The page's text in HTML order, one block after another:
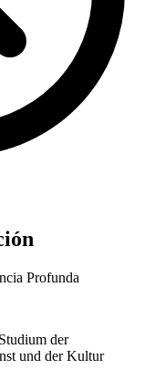
Profunda
der
und der Kultur